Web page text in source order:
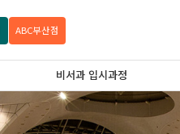
ABC부산점
비서과 입시과정